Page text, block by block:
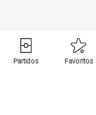
Partidos Favoritos